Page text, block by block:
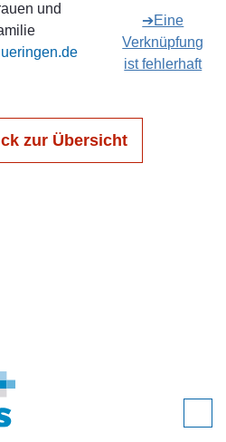
und
➔Eine
Verknüpfung
ist fehlerhaft
zur Übersicht